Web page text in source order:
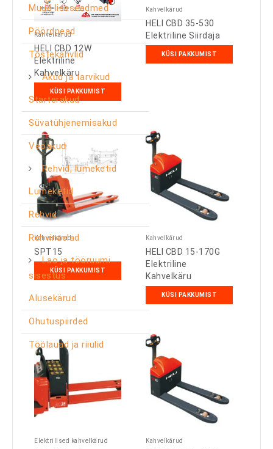
Muud lisaseadmed
Pöördpead
Tõstekahvlid
Akud ja tarvikud
Starterakud
Süvatühjenemisakud
Veoakud
Rehvid, lumeketid
Lumeketid
Rehvid
Rehvinaelad
Lao ja tööruumi
sisestus
Alusekärud
Ohutuspiirded
Töölauad ja riiulid
Kahvelkärud
HELI CBD 12W
Elektriline
Kahvelkäru
KÜSI PAKKUMIST
Kahvelkärud
HELI CBD 35-530
Elektriline Siirdaja
KÜSI PAKKUMIST
Kahvelkärud
SPT15
KÜSI PAKKUMIST
Kahvelkärud
HELI CBD 15-170G
Elektriline
Kahvelkäru
KÜSI PAKKUMIST
Elektrilised kahvelkärud Kahvelkärud